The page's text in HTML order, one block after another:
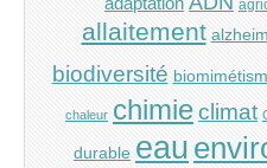
allaitement
biodiversité
chaleur chimieclimat
durable eau